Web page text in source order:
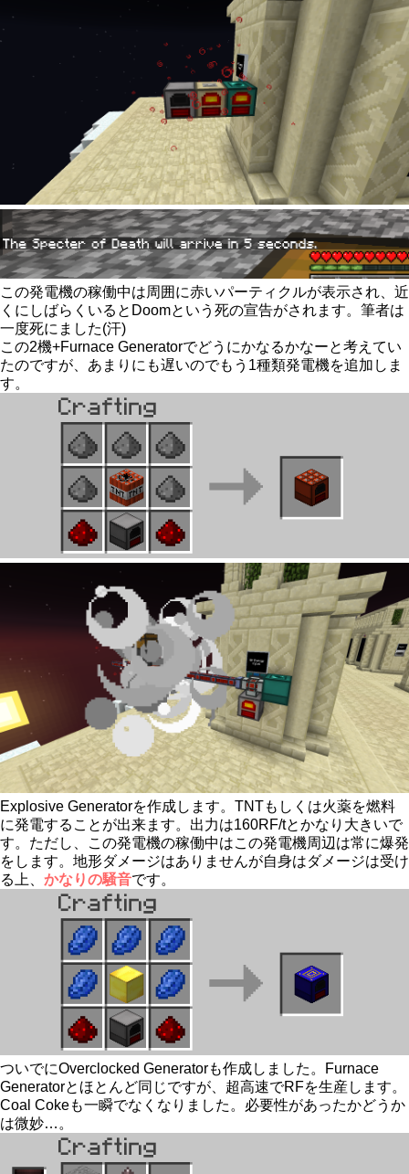
この発電機の稼働中は周囲に赤いパーティクルが表示され、近
くにしばらくいるとDoomという死の宣告がされます。筆者は
一度死にました(汗)
この2機+Furnace Generatorでどうにかなるかなーと考えてい
たのですが、あまりにも遅いのでもう1種類発電機を追加しま
す。
Explosive Generatorを作成します。TNTもしくは火薬を燃料
に発電することが出来ます。出力は160RF/tとかなり大きいで
す。ただし、この発電機の稼働中はこの発電機周辺は常に爆発
をします。地形ダメージはありませんが自身はダメージは受け
る上、 かなりの騒音です。
ついでにOverclocked Generatorも作成しました。Furnace
Generatorとほとんど同じですが、超高速でRFを生産します。
Coal Cokeも一瞬でなくなりました。必要性があったかどうか
は微妙…。